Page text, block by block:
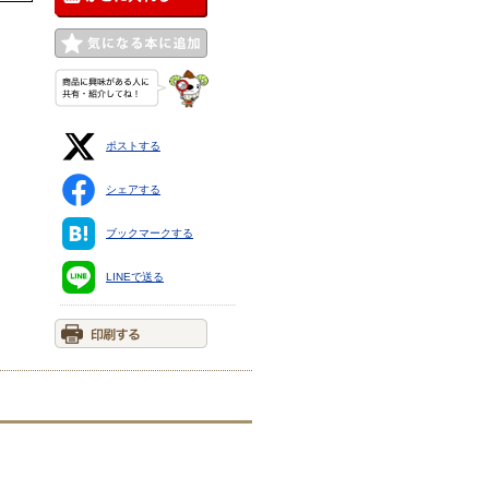
ポストする
シェアする
ブックマークする
LINEで送る